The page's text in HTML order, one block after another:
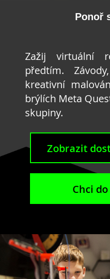
Ponoř
Zažij virtuální
předtím.
kreativní
brýlích Meta
skupiny.
Zobrazit
Chci